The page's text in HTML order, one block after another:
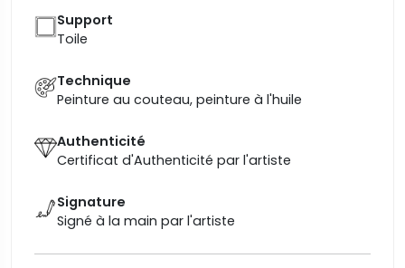
Support
Toile
Technique
Peinture au couteau, peinture à l'huile
Authenticité
Certificat d'Authenticité par l'artiste
Signature
Signé à la main par l'artiste